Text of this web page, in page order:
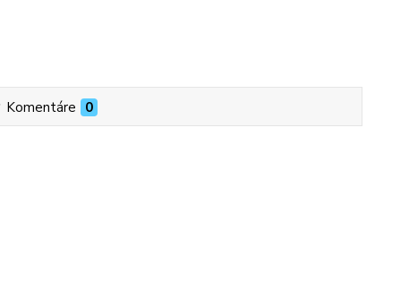
Komentáre 0